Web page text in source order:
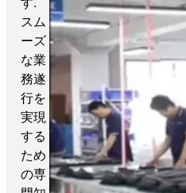
スム
ーズ
な業
務遂
行を
実現
する
ため
の専